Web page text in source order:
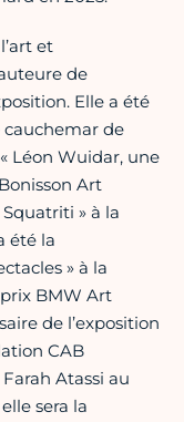
et
de
Elle a été
cauchemar de
Léon Wuidar, une
Art
» à la
été la
» à la
BMW Art
de l’exposition
CAB
Atassi au
sera la